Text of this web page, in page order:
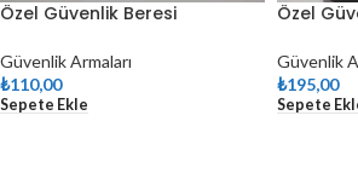
Özel Güvenlik Beresi
Güvenlik Armaları
₺110,00
Sepete Ekle
Özel
Güvenlik
₺195,00
Sepete